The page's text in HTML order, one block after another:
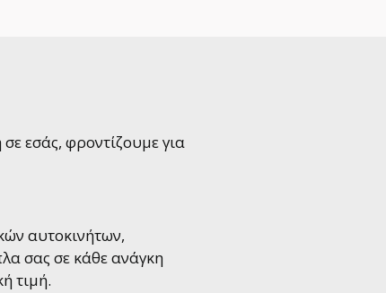
εσάς, φροντίζουμε για
αυτοκινήτων,
σας σε κάθε ανάγκη
τιμή.